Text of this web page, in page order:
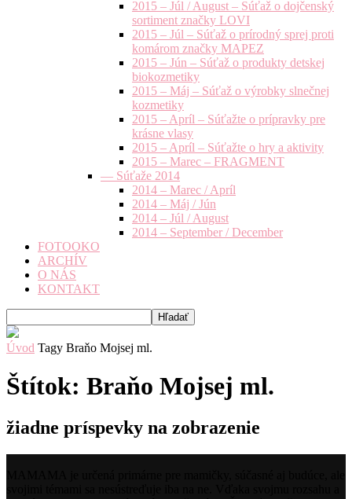
2015 – Júl / August – Súťaž o dojčenský
sortiment značky LOVI
2015 – Júl – Súťaž o prírodný sprej proti
komárom značky MAPEZ
2015 – Jún – Súťaž o produkty detskej
biokozmetiky
2015 – Máj – Súťaž o výrobky slnečnej
kozmetiky
2015 – Apríl – Súťažte o prípravky pre
krásne vlasy
2015 – Apríl – Súťažte o hry a aktivity
2015 – Marec – FRAGMENT
— Súťaže 2014
2014 – Marec / Apríl
2014 – Máj / Jún
2014 – Júl / August
2014 – September / December
FOTOOKO
ARCHÍV
O NÁS
KONTAKT
Úvod Tagy Braňo Mojsej ml.
Štítok: Braňo Mojsej ml.
žiadne príspevky na zobrazenie